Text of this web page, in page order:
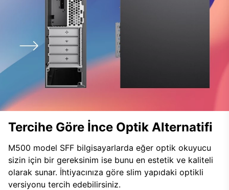
Tercihe Göre İnce Optik Alternatifi
M500 model SFF bilgisayarlarda eğer optik okuyucu
sizin için bir gereksinim ise bunu en estetik ve kaliteli
olarak sunar. İhtiyacınıza göre slim yapıdaki optikli
versiyonu tercih edebilirsiniz.